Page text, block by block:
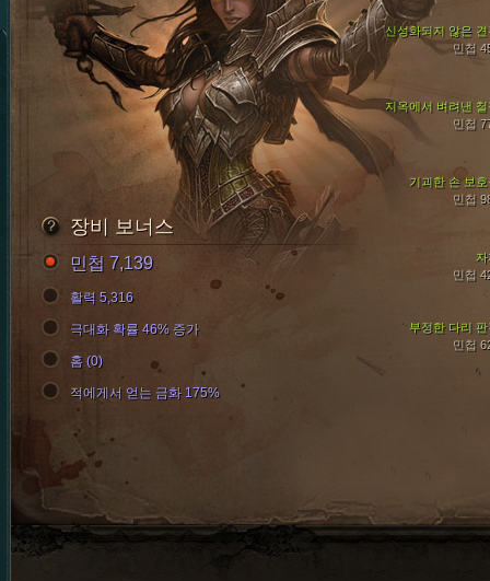
지옥에서 벼려낸 철
민첩
기괴한 손 보호
민첩
신성화되지 않은 견
민첩
부정한 다리 판
민첩
민첩
장비 보너스
민첩 7,139
활력 5,316
극대화 확률 46% 증가
홈 (0)
적에게서 얻는 금화 175%